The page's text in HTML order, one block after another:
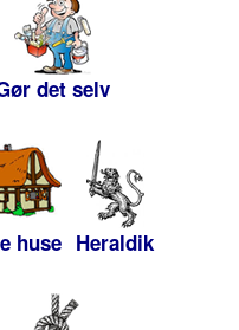
det selv
huse Heraldik